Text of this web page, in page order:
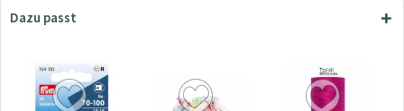
Dazu passt